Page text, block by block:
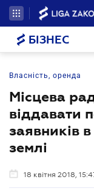
БІЗНЕС
Власність, оренда
Місцева
віддавати
заявників
землі
18 квітня 2018,